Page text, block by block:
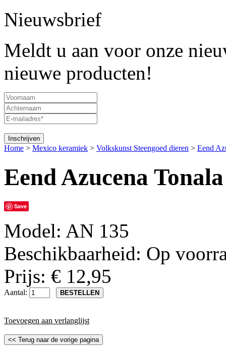
Nieuwsbrief
Meldt u aan voor onze
nieuwe producten!
Home > Mexico keramiek > Volkskunst Steengoed dieren > Eend
Eend Azucena Tonala
Save
Model: AN 135
Beschikbaarheid: Op
Prijs: € 12,95
Aantal:
Toevoegen aan verlanglijst